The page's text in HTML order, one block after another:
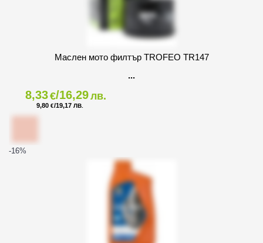
Маслен мото филтър TROFEO TR147
8,33€/16,29лв.
9,80 €/19,17 ЛВ.
-16%